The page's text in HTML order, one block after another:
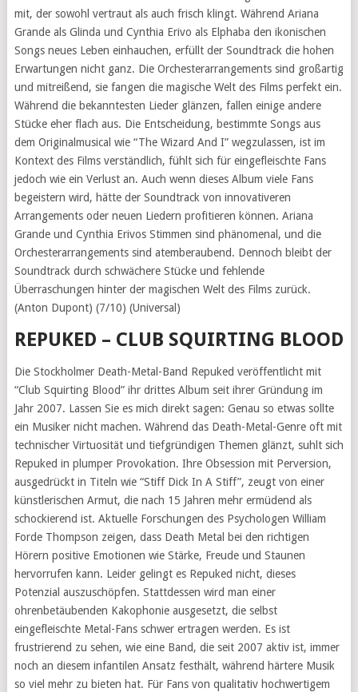
mit, der sowohl vertraut als auch frisch klingt. Während Ariana
Grande als Glinda und Cynthia Erivo als Elphaba den ikonischen
Songs neues Leben einhauchen, erfüllt der Soundtrack die hohen
Erwartungen nicht ganz. Die Orchesterarrangements sind großartig
und mitreißend, sie fangen die magische Welt des Films perfekt ein.
Während die bekanntesten Lieder glänzen, fallen einige andere
Stücke eher flach aus. Die Entscheidung, bestimmte Songs aus
dem Originalmusical wie “The Wizard And I” wegzulassen, ist im
Kontext des Films verständlich, fühlt sich für eingefleischte Fans
jedoch wie ein Verlust an. Auch wenn dieses Album viele Fans
begeistern wird, hätte der Soundtrack von innovativeren
Arrangements oder neuen Liedern profitieren können. Ariana
Grande und Cynthia Erivos Stimmen sind phänomenal, und die
Orchesterarrangements sind atemberaubend. Dennoch bleibt der
Soundtrack durch schwächere Stücke und fehlende
Überraschungen hinter der magischen Welt des Films zurück.
(Anton Dupont) (7/10) (Universal)
REPUKED – CLUB SQUIRTING BLOOD
Die Stockholmer Death-Metal-Band Repuked veröffentlicht mit
“Club Squirting Blood” ihr drittes Album seit ihrer Gründung im
Jahr 2007. Lassen Sie es mich direkt sagen: Genau so etwas sollte
ein Musiker nicht machen. Während das Death-Metal-Genre oft mit
technischer Virtuosität und tiefgründigen Themen glänzt, suhlt sich
Repuked in plumper Provokation. Ihre Obsession mit Perversion,
ausgedrückt in Titeln wie “Stiff Dick In A Stiff”, zeugt von einer
künstlerischen Armut, die nach 15 Jahren mehr ermüdend als
schockierend ist. Aktuelle Forschungen des Psychologen William
Forde Thompson zeigen, dass Death Metal bei den richtigen
Hörern positive Emotionen wie Stärke, Freude und Staunen
hervorrufen kann. Leider gelingt es Repuked nicht, dieses
Potenzial auszuschöpfen. Stattdessen wird man einer
ohrenbetäubenden Kakophonie ausgesetzt, die selbst
eingefleischte Metal-Fans schwer ertragen werden. Es ist
frustrierend zu sehen, wie eine Band, die seit 2007 aktiv ist, immer
noch an diesem infantilen Ansatz festhält, während härtere Musik
so viel mehr zu bieten hat. Für Fans von qualitativ hochwertigem